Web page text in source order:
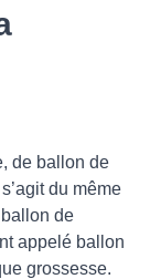
de ballon de
du même
de
appelé ballon
grossesse.